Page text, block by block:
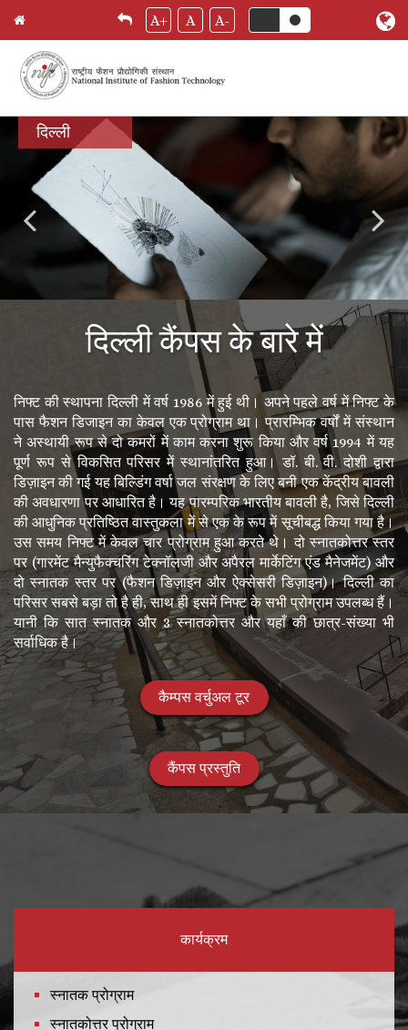
Skip
content
A+ A A-
दिल्ली
दिल्ली कैंपस के बारे में
निफ्ट की स्थापना दिल्ली में वर्ष 1986 में हुई थी। अपने पहले वर्ष में निफ्ट के
पास फैशन डिजाइन का केवल एक प्रोग्राम था। प्रारम्भिक वर्षों में संस्थान
ने अस्थायी रूप से दो कमरों में काम करना शुरू किया और वर्ष 1994 में यह
पूर्ण रूप से विकसित परिसर में स्थानांतरित हुआ। डॉ. बी. वी. दोशी द्वारा
डिज़ाइन की गई यह बिल्डिंग वर्षा जल संरक्षण के लिए बनी एक केंद्रीय बावली
की अवधारणा पर आधारित है। यह पारम्परिक भारतीय बावली है, जिसे दिल्ली
की आधुनिक प्रतिष्ठित वास्तुकला में से एक के रूप में सूचीबद्ध किया गया है।
उस समय निफ्ट में केवल चार प्रोग्राम हुआ करते थे। दो स्नातकोत्तर स्तर
पर (गारमेंट मैन्युफैक्चरिंग टेक्नॉलजी और अपैरल मार्केटिंग एंड मैनेजमेंट) और
दो स्नातक स्तर पर (फैशन डिज़ाइन और ऐक्सेसरी डिज़ाइन)। दिल्ली का
परिसर सबसे बड़ा तो है ही, साथ ही इसमें निफ्ट के सभी प्रोग्राम उपलब्ध हैं।
यानी कि सात स्नातक और 3 स्नातकोत्तर और यहाँ की छात्र-संख्या भी
सर्वाधिक है।
कैम्पस वर्चुअल टूर
कैंपस प्रस्तुति
कार्यक्रम
स्नातक प्रोग्राम
स्नातकोत्तर प्रोग्राम